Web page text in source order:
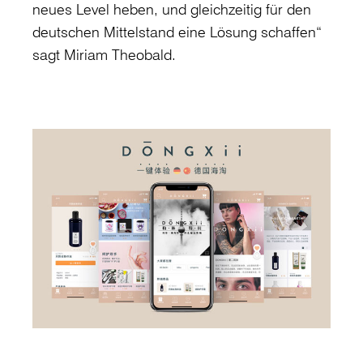
neues Level heben, und gleichzeitig für den
deutschen Mittelstand eine Lösung schaffen“
sagt Miriam Theobald.